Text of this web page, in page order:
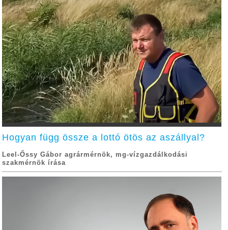
Hogyan függ össze a lottó ötös az aszállyal?
Leel-Őssy Gábor agrármérnök, mg-vízgazdálkodási
szakmérnök írása